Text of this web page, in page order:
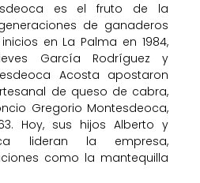
es el fruto de la
de ganaderos
en La Palma en 1984,
García Rodríguez y
Acosta apostaron
de queso de cabra,
Gregorio Montesdeoca,
Hoy, sus hijos Alberto y
lideran la empresa,
como la mantequilla